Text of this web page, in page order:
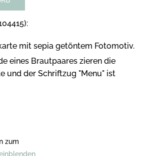
mit sepia getöntem Fotomotiv.
eines Brautpaares zieren die
und der Schriftzug "Menu" ist
zum